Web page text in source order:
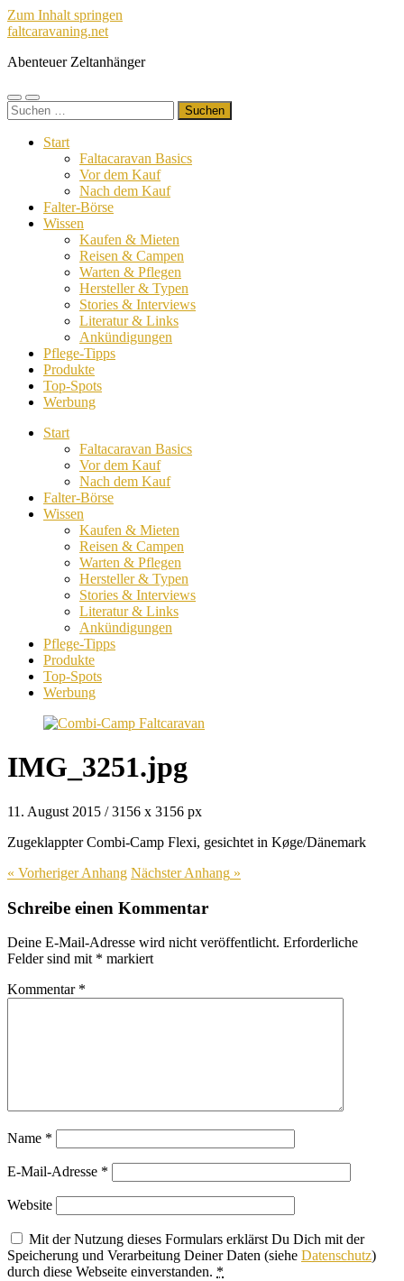
Zum Inhalt springen
faltcaravaning.net
Abenteuer Zeltanhänger
Mobile-
Menü
Suchfeld
ein-/ausblenden
Suchen
nach:
Start
Faltacaravan Basics
Vor dem Kauf
Nach dem Kauf
Falter-Börse
Wissen
Kaufen & Mieten
Reisen & Campen
Warten & Pflegen
Hersteller & Typen
Stories & Interviews
Literatur & Links
Ankündigungen
Pflege-Tipps
Produkte
Top-Spots
Werbung
Start
Faltacaravan Basics
Vor dem Kauf
Nach dem Kauf
Falter-Börse
Wissen
Kaufen & Mieten
Reisen & Campen
Warten & Pflegen
Hersteller & Typen
Stories & Interviews
Literatur & Links
Ankündigungen
Pflege-Tipps
Produkte
Top-Spots
Werbung
IMG_3251.jpg
11. August 2015 /3156 x 3156 px
Zugeklappter Combi-Camp Flexi, gesichtet in Køge/Dänemark
« VorherigerAnhang NächsterAnhang »
Schreibe einen Kommentar
Deine E-Mail-Adresse wird nicht veröffentlicht. Erforderliche
Felder sind mit * markiert
Kommentar *
Name *
E-Mail-Adresse *
Website
Mit der Nutzung dieses Formulars erklärst Du Dich mit der
Speicherung und Verarbeitung Deiner Daten (siehe Datenschutz)
durch diese Webseite einverstanden. *